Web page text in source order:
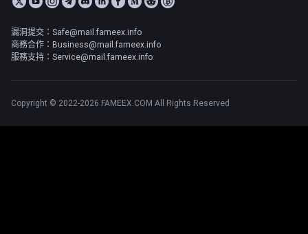
漏洞提交：Safe@mail.fameex.info
商務合作：Business@mail.fameex.info
服務支持：Service@mail.fameex.info
Copyright © 2022-2026 FAMEEX.COM All Rights Reserved